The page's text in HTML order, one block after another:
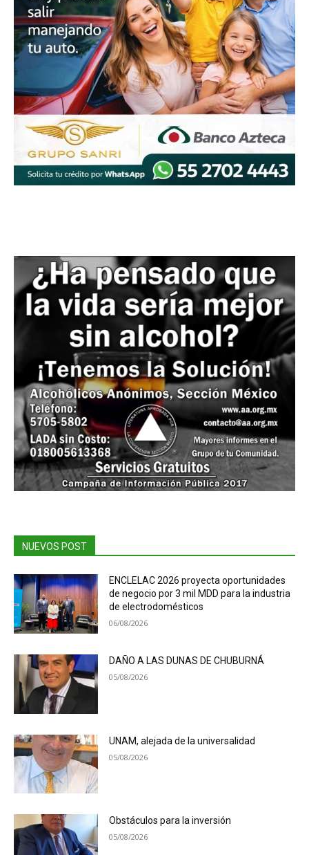
NUEVOS POST
ENCLELAC 2026 proyecta oportunidades
de negocio por 3 mil MDD para la industria
de electrodomésticos
06/08/2026
DAÑO A LAS DUNAS DE CHUBURNÁ
05/08/2026
UNAM, alejada de la universalidad
05/08/2026
Obstáculos para la inversión
05/08/2026